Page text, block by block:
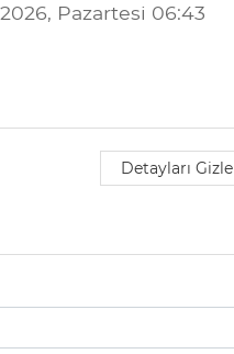
Pazartesi 06:43
Detayları Gizle